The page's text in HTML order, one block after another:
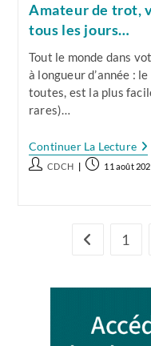
Amateur de trot,
tous les jours…
Tout le monde dans
à longueur d’année :
toutes, est la plus
rares)…
Continuer La Lecture
De
Auteur/autrice
CDCH
Publication
11 août
Go to the
1